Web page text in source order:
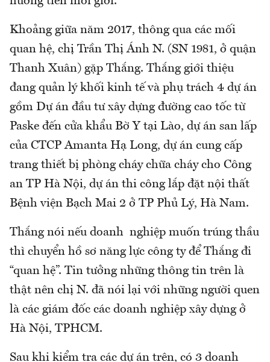
Khoảng giữa năm 2017, thông qua các mối
quan hệ, chị Trần Thị Ánh N. (SN 1981, ở quận
Thanh Xuân) gặp Thắng. Thắng giới thiệu
đang quản lý khối kinh tế và phụ trách 4 dự án
gồm Dự án đầu tư xây dựng đường cao tốc từ
Paske đến cửa khẩu Bờ Y tại Lào, dự án san lấp
của CTCP Amanta Hạ Long, dự án cung cấp
trang thiết bị phòng cháy chữa cháy cho Công
an TP Hà Nội, dự án thi công lắp đặt nội thất
Bệnh viện Bạch Mai 2 ở TP Phủ Lý, Hà Nam.
Thắng nói nếu doanh nghiệp muốn trúng thầu
thì chuyển hồ sơ năng lực công ty để Thắng đi
“quan hệ”. Tin tưởng những thông tin trên là
thật nên chị N. đã nói lại với những người quen
là các giám đốc các doanh nghiệp xây dựng ở
Hà Nội, TPHCM.
Sau khi kiểm tra các dự án trên, có 3 doanh